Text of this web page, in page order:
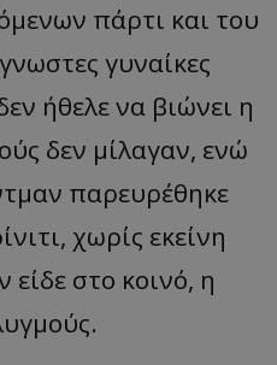
πάρτι και του
γυναίκες
ήθελε να βιώνει η
δεν μίλαγαν, ενώ
παρευρέθηκε
χωρίς εκείνη
είδε στο κοινό, η